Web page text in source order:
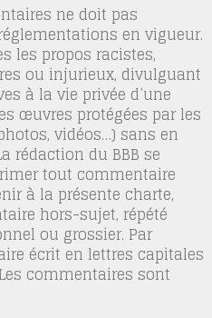
ne doit pas
en vigueur.
les propos racistes,
ou injurieux, divulguant
à la vie privée d’une
œuvres protégées par les
vidéos…) sans en
rédaction du BBB se
tout commentaire
à la présente charte,
hors-sujet, répété
ou grossier. Par
écrit en lettres capitales
commentaires sont